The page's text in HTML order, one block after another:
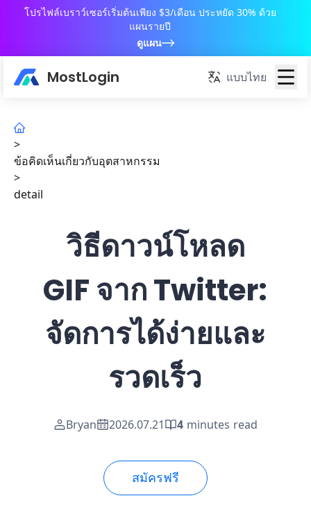
โปรไฟล์เบราว์เซอร์เริ่มต้นเพียง $3/เดือน ประหยัด 30% ด้วย
แผนรายปี
ดูแผน
MostLogin แบบไทย
>
ข้อคิดเห็นเกี่ยวกับอุตสาหกรรม
>
detail
วิธีดาวน์โหลด
GIF จาก Twitter:
จัดการได้ง่ายและ
รวดเร็ว
Bryan 2026.07.21 4 minutes read
สมัครฟรี